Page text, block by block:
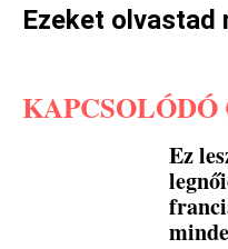
Ezeket olvastad
Ez